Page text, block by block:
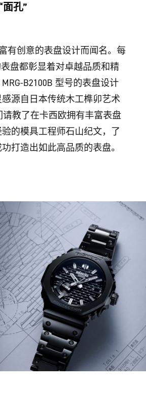
孔”
有创意的表盘设计而闻名。每
盘都彰显着对卓越品质和精
B2100B 型号的表盘设计
源自日本传统木工榫卯艺术
请教了在卡西欧拥有丰富表盘
的模具工程师石山纪文，了
打造出如此高品质的表盘。